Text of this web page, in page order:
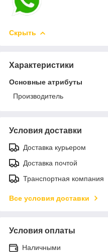
Скрыть
Характеристики
Основные атрибуты
Производитель
Условия доставки
Доставка курьером
Доставка почтой
Транспортная компания
Все условия доставки
Условия оплаты
Наличными